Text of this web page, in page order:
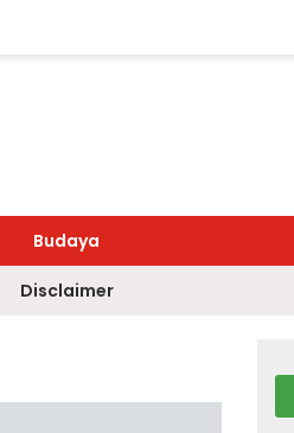
Budaya
Disclaimer